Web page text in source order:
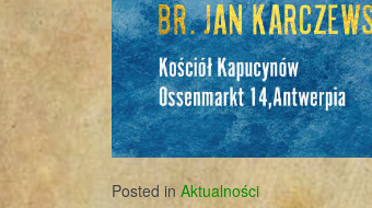
Posted in Aktualności